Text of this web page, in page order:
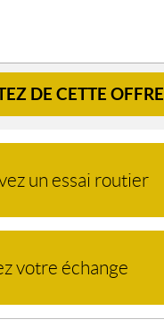
DE CETTE OFFRE
un essai routier
votre échange